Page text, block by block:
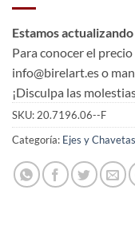
Estamos
Para conocer el
info@birelart.es o
¡Disculpa las
SKU: 20.7196.06--F
Categoría: Ejes y Chavetas